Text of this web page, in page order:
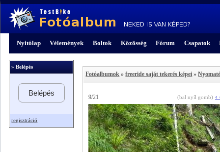
Nyitólap Vélemények Boltok Közösség Fórum Csapatok
» Belépés
Belépés
regisztráció
Fotóalbumok »freeride saját tekerés képei »
9/21 (bal nyíl gomb) ‹